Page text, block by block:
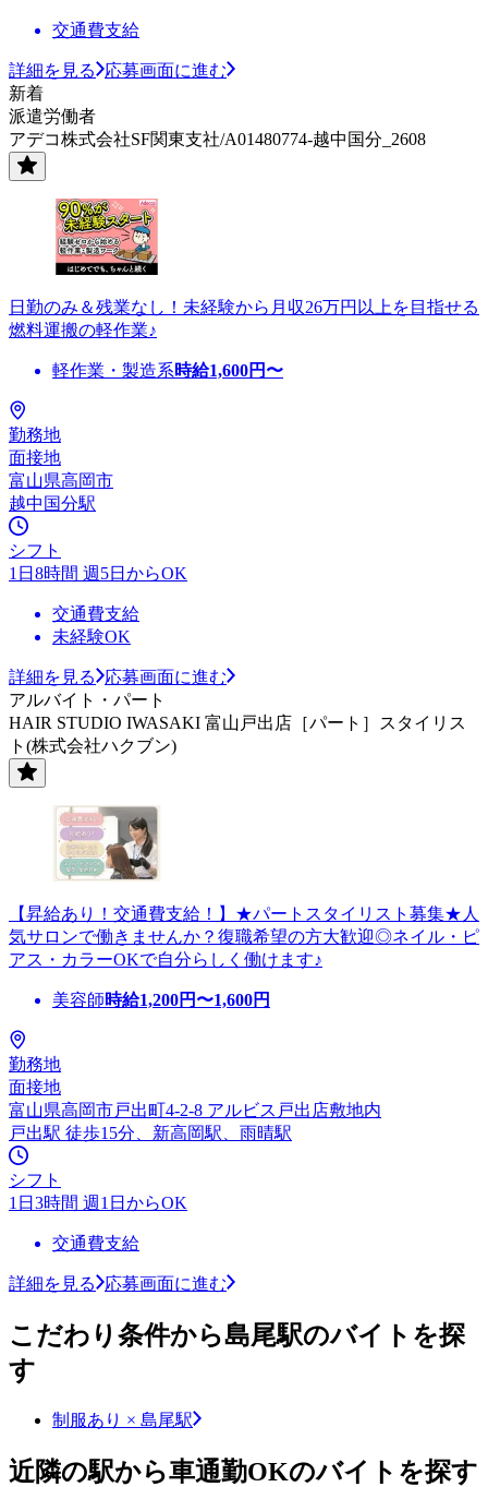
交通費支給
詳細を見る
応募画面に進む
新着
派遣労働者
アデコ株式会社SF関東支社/A01480774-越中国分_2608
日勤のみ＆残業なし！未経験から月収26万円以上を目指せる
燃料運搬の軽作業♪
軽作業・製造系時給1,600円〜
勤務地
面接地
富山県高岡市
越中国分駅
シフト
1日8時間 週5日からOK
交通費支給
未経験OK
詳細を見る
応募画面に進む
アルバイト・パート
HAIR STUDIO IWASAKI 富山戸出店［パート］スタイリス
ト(株式会社ハクブン)
【昇給あり！交通費支給！】★パートスタイリスト募集★人
気サロンで働きませんか？復職希望の方大歓迎◎ネイル・ピ
アス・カラーOKで自分らしく働けます♪
美容師時給1,200円〜1,600円
勤務地
面接地
富山県高岡市戸出町4-2-8 アルビス戸出店敷地内
戸出駅 徒歩15分、新高岡駅、雨晴駅
シフト
1日3時間 週1日からOK
交通費支給
詳細を見る 応募画面に進む
こだわり条件から島尾駅のバイトを探
す
制服あり × 島尾駅
近隣の駅から車通勤OKのバイトを探す